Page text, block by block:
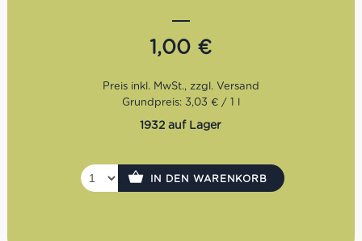
Karamellnoten. Ein authentischer Klassiker für alle, die
italienische Softdrinks mit Charakter, Tiefe und echter
1,00 €
Grundpreis: 3,03 € / 1 l
1932 auf Lager
IN DEN WARENKORB